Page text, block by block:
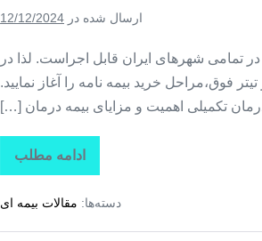
در
ارسال شده در 12/12/2024
در تمامی شهرهای ایران قابل اجراست. لذا در
فوق،مراحل خرید بیمه نامه را آغاز نمایید.
تکمیلی اهمیت و مزایای بیمه درمان […]
ادامه مطلب
تاراز
بیمه
بیمه
درمان
دسته‌ها: مقالات بیمه ای